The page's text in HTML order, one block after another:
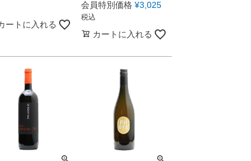
ートに入れる
会員特別価格 ¥3,025
税込
カートに入れる